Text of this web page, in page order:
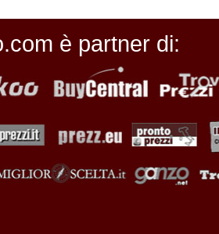
è partner di: